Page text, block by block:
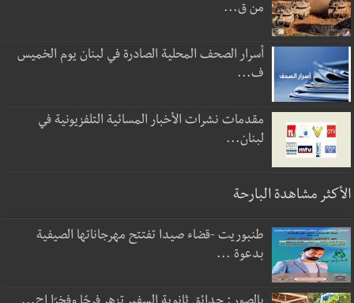
من ق...
أسرار الصحف المحلية الصادرة في لبنان يوم الخميس
ف...
مقدمات نشرات الأخبار المسائية التلفزيونية في
لبنان...
الأكثر مشاهدة البارحة
طنبوريت -قضاء صيدا تفتتح مهرجاناتها الصيفية
بدعوة ...